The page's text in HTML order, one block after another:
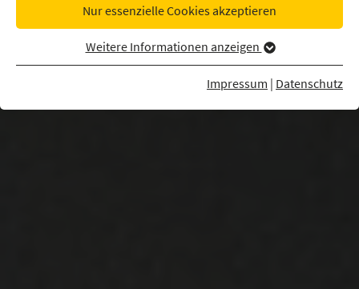
Nur essenzielle Cookies akzeptieren
Weitere Informationen anzeigen
Impressum | Datenschutz